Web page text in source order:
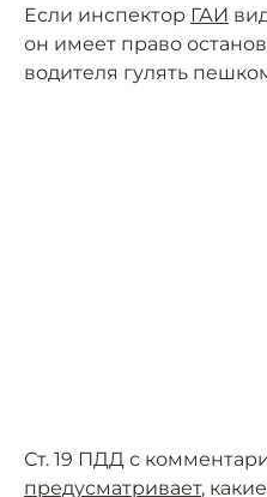
Если инспектор ГАИ
он имеет право
водителя гулять
Ст. 19 ПДД с
предусматривает,